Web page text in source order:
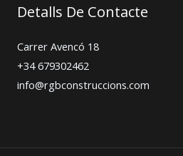
Detalls De Contacte
Carrer Avencó 18
+34 679302462
info@rgbconstruccions.com